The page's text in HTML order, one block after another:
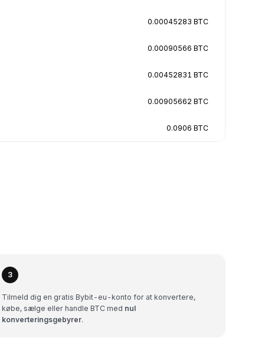
0.00045283 BTC
0.00090566 BTC
0.00452831 BTC
0.00905662 BTC
0.0906 BTC
3
Tilmeld dig en gratis Bybit-eu-konto for at konvertere,
købe, sælge eller handle BTC med nul
konverteringsgebyrer.